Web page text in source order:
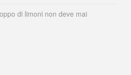
di limoni non deve mai